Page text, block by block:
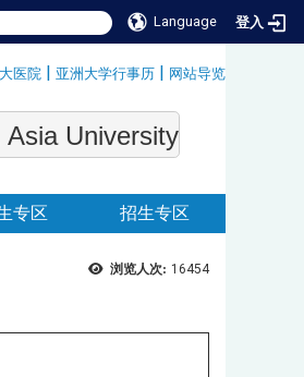
Language 登入
医院 | 亚洲大学行事历 | 网站导览
University
:::
专区 招生专区
浏览人次: 16454